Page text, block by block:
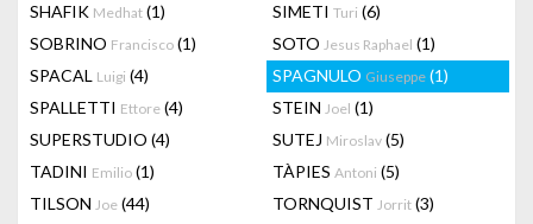
SHAFIK Medhat (1) SIMETI Turi (6)
SOBRINO Francisco (1) SOTO Jesus Raphael (1)
SPACAL Luigi (4) SPAGNULO Giuseppe (1)
SPALLETTI Ettore (4) STEIN Joel (1)
SUPERSTUDIO (4) SUTEJ Miroslav (5)
TADINI Emilio (1) TÀPIES Antoni (5)
TILSON Joe (44) TORNQUIST Jorrit (3)